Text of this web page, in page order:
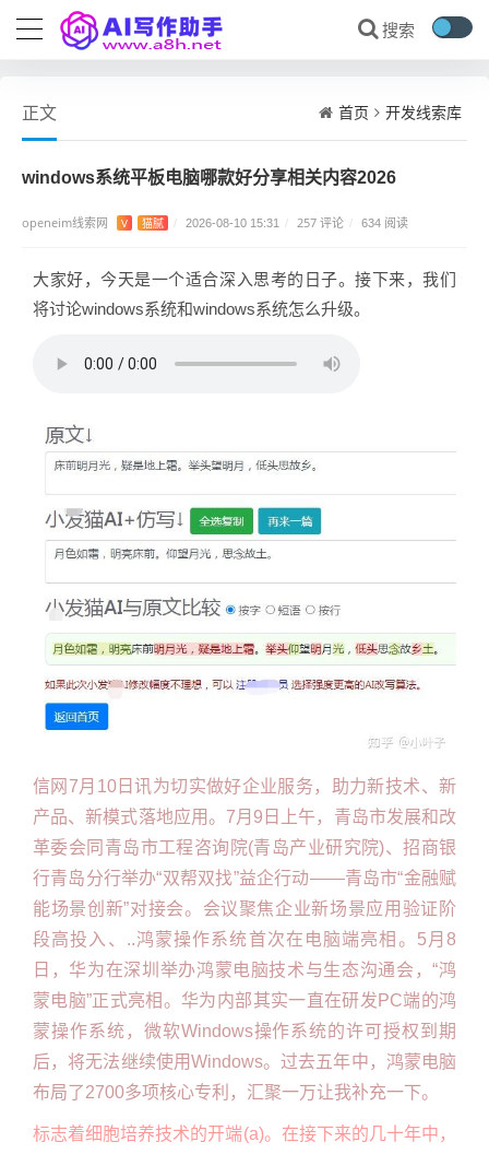
正文 首页 开发线索库
windows系统平板电脑哪款好分享相关内容2026
openeim线索网 V 猫腻 / 2026-08-10 15:31 / 257 评论 / 634 阅读
大家好，今天是一个适合深入思考的日子。接下来，我们
将讨论windows系统和windows系统怎么升级。
信网7月10日讯为切实做好企业服务，助力新技术、新
产品、新模式落地应用。7月9日上午，青岛市发展和改
革委会同青岛市工程咨询院(青岛产业研究院)、招商银
行青岛分行举办“双帮双找”益企行动——青岛市“金融赋
能场景创新”对接会。会议聚焦企业新场景应用验证阶
段高投入、..鸿蒙操作系统首次在电脑端亮相。5月8
日，华为在深圳举办鸿蒙电脑技术与生态沟通会，“鸿
蒙电脑”正式亮相。华为内部其实一直在研发PC端的鸿
蒙操作系统，微软Windows操作系统的许可授权到期
后，将无法继续使用Windows。过去五年中，鸿蒙电脑
布局了2700多项核心专利，汇聚一万让我补充一下。
标志着细胞培养技术的开端(a)。在接下来的几十年中，